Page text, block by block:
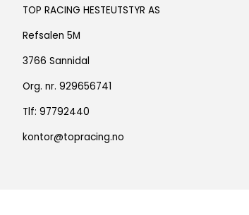
TOP RACING HESTEUTSTYR AS
Refsalen 5M
3766 Sannidal
Org. nr. 929656741
Tlf: 97792440
kontor@topracing.no